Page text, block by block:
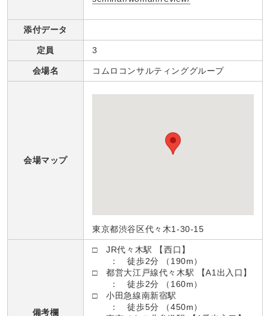
添付データ
定員 3
会場名 コムロコンサルティンググループ
会場マップ
東京都渋谷区代々木1-30-15
備考欄
□ JR代々木駅 【西口】
： 徒歩2分 （190m）
□ 都営大江戸線代々木駅 【A1出入口】
： 徒歩2分 （160m）
□ 小田急線南新宿駅
： 徒歩5分 （450m）